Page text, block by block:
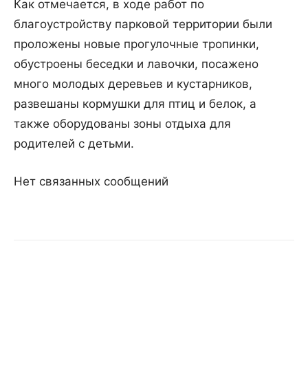
Как отмечается, в ходе работ по
благоустройству парковой территории были
проложены новые прогулочные тропинки,
обустроены беседки и лавочки, посажено
много молодых деревьев и кустарников,
развешаны кормушки для птиц и белок, а
также оборудованы зоны отдыха для
родителей с детьми.
Нет связанных сообщений